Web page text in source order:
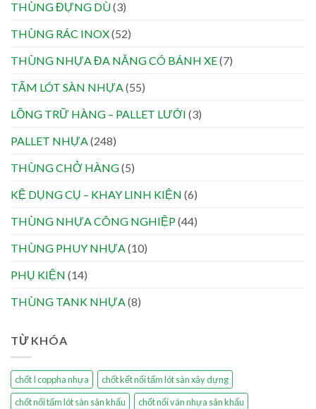
THÙNG ĐỰNG DÙ(3)
THÙNG RÁC INOX(52)
THÙNG NHỰA ĐA NĂNG CÓ BÁNH XE(7)
TẤM LÓT SÀN NHỰA (55)
LỒNG TRỮ HÀNG – PALLET LƯỚI (3)
PALLET NHỰA (248)
THÙNG CHỞ HÀNG(5)
KỆ DỤNG CỤ – KHAY LINH KIỆN (6)
THÙNG NHỰA CÔNG NGHIỆP(44)
THÙNG PHUY NHỰA (10)
PHỤ KIỆN (14)
THÙNG TANK NHỰA (8)
TỪ KHÓA
chốt I coppha nhựa
chốt kết nối tấm lót sàn xây dựng
chốt nối tấm lót sàn sân khấu
chốt nối ván nhựa sân khấu